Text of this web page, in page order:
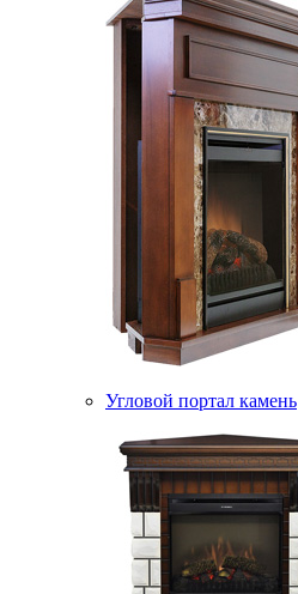
Угловой портал камень